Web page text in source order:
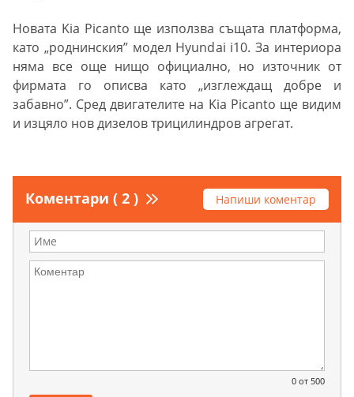
Новата Kia Picanto ще използва същата платформа,
като „роднинския” модел Hyundai i10. За интериора
няма все още нищо официално, но източник от
фирмата го описва като „изглеждащ добре и
забавно”. Сред двигателите на Kia Picanto ще видим
и изцяло нов дизелов трицилиндров агрегат.
Коментари ( 2 ) Напиши коментар
0 от 500